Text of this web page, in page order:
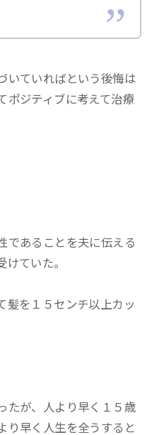
いていればという後悔は
ポジティブに考えて治療
であることを夫に伝える
けていた。
髪を１５センチ以上カッ
たが、人より早く１５歳
り早く人生を全うすると